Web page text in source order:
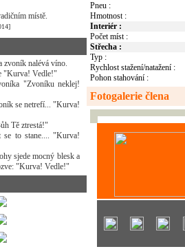
místě.
zvoník nalévá víno.
"Kurva! Vedle!"
"Zvoníku neklej!
se netrefí... "Kurva!
Tě ztrestá!"
se to stane.... "Kurva!
sjede mocný blesk a
"Kurva! Vedle!"
Pneu :
Hmotnost :
Interiér :
Počet míst :
Střecha :
Typ :
Rychlost stažení/natažení :
Pohon stahování :
Fotogalerie člena